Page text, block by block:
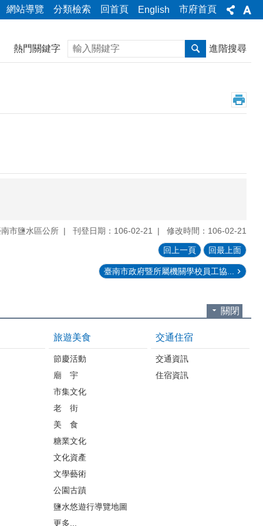
網站導覽 分類檢索 回首頁 English 市府首頁
熱門關鍵字 搜尋 進階搜尋
市鹽水區公所 刊登日期：106-02-21 修改時間：106-02-21
回上一頁 回最上面
臺南市政府暨所屬機關學校員工協...
關閉
旅遊美食
節慶活動
廟 宇
市集文化
老 街
美 食
糖業文化
文化資產
文學藝術
公園古蹟
鹽水悠遊行導覽地圖
更多...
交通住宿
交通資訊
住宿資訊